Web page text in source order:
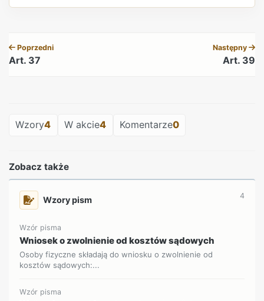
Poprzedni
Art. 37
Następny
Art. 39
Wzory4 W akcie4 Komentarze0
Zobacz także
Wzory pism 4
Wzór pisma
Wniosek o zwolnienie od kosztów sądowych
Osoby fizyczne składają do wniosku o zwolnienie od
kosztów sądowych:...
Wzór pisma